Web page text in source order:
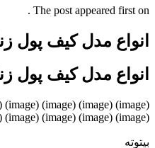
The post appeared first on .
انواع مدل کیف پول
انواع مدل کیف پول
(image) (image) (image) (image) (image) (image)
بیتوته